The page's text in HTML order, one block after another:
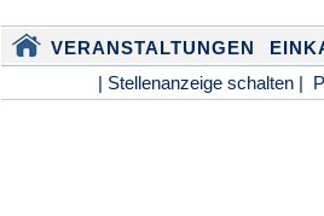
VERANSTALTUNGEN
| Stellenanzeige schalten |